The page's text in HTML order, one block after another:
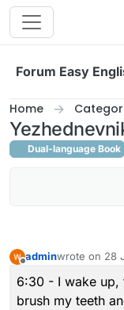
Skip to content
Forum Easy
Home
Dual-language Book
adminwrote on 28
last edited by
6:30 - I wake up,
brush my teeth